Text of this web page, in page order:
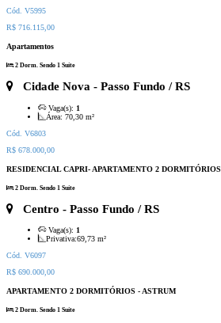
Cód. V5995
R$ 716.115,00
Apartamentos
2 Dorm. Sendo 1 Suíte
Cidade Nova - Passo Fundo / RS
Vaga(s): 1
Área: 70,30 m²
Cód. V6803
R$ 678.000,00
RESIDENCIAL CAPRI- APARTAMENTO 2 DORMITÓRIOS
2 Dorm. Sendo 1 Suíte
Centro - Passo Fundo / RS
Vaga(s): 1
Privativa:69,73 m²
Cód. V6097
R$ 690.000,00
APARTAMENTO 2 DORMITÓRIOS - ASTRUM
2 Dorm. Sendo 1 Suíte